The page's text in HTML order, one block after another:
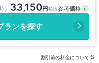
） 33,150
ランを探す
割引前の料金について